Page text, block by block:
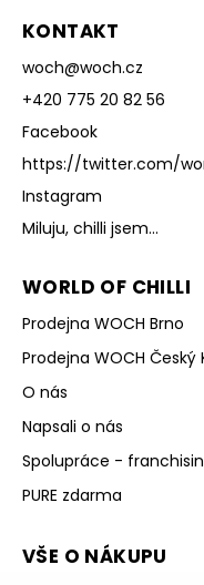
KONTAKT
woch@woch.cz
+420 775 20 82 56
Facebook
https://twitter.com/
Instagram
Miluju, chilli jsem...
WORLD OF CHILLI
Prodejna WOCH Brno
Prodejna WOCH Český
O nás
Napsali o nás
Spolupráce -
PURE zdarma
VŠE O NÁKUPU